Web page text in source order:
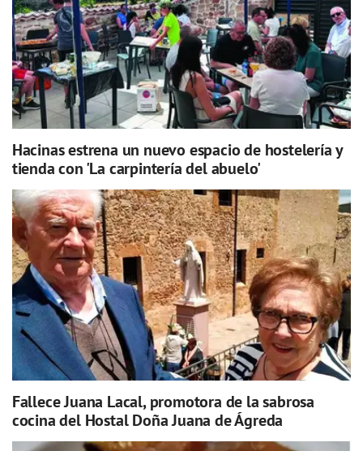
Hacinas estrena un nuevo espacio de hostelería y
tienda con 'La carpintería del abuelo'
Fallece Juana Lacal, promotora de la sabrosa
cocina del Hostal Doña Juana de Ágreda